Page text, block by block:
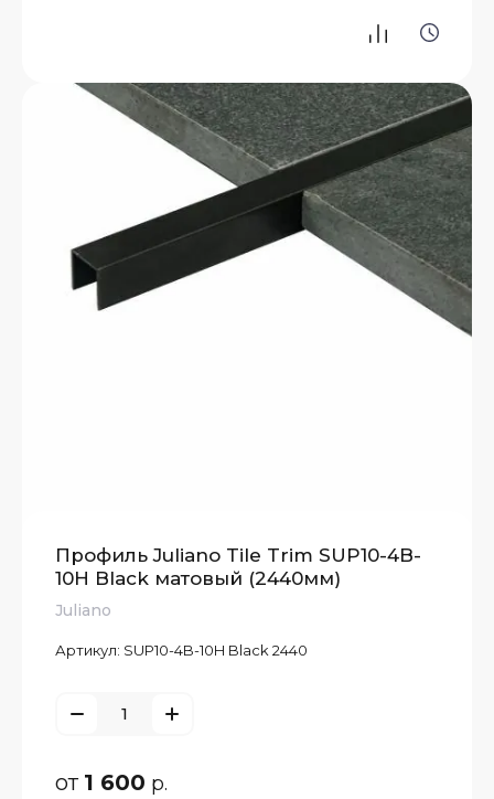
Профиль Juliano Tile Trim SUP10-4B-
10H Black матовый (2440мм)
Juliano
Артикул: SUP10-4B-10H Black 2440
от 1 600 р.